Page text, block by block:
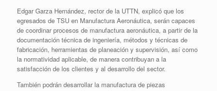
Edgar Garza Hernández, rector de la UTTN, explicó que los
egresados de TSU en Manufactura Aeronáutica, serán capaces
de coordinar procesos de manufactura aeronáutica, a partir de la
documentación técnica de ingeniería, métodos y técnicas de
fabricación, herramientas de planeación y supervisión, así como
la normatividad aplicable, de manera contribuyan a la
satisfacción de los clientes y al desarrollo del sector.
También podrán desarrollar la manufactura de piezas